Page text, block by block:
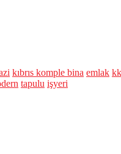
kıbrıs komple bina emlak
tapulu işyeri